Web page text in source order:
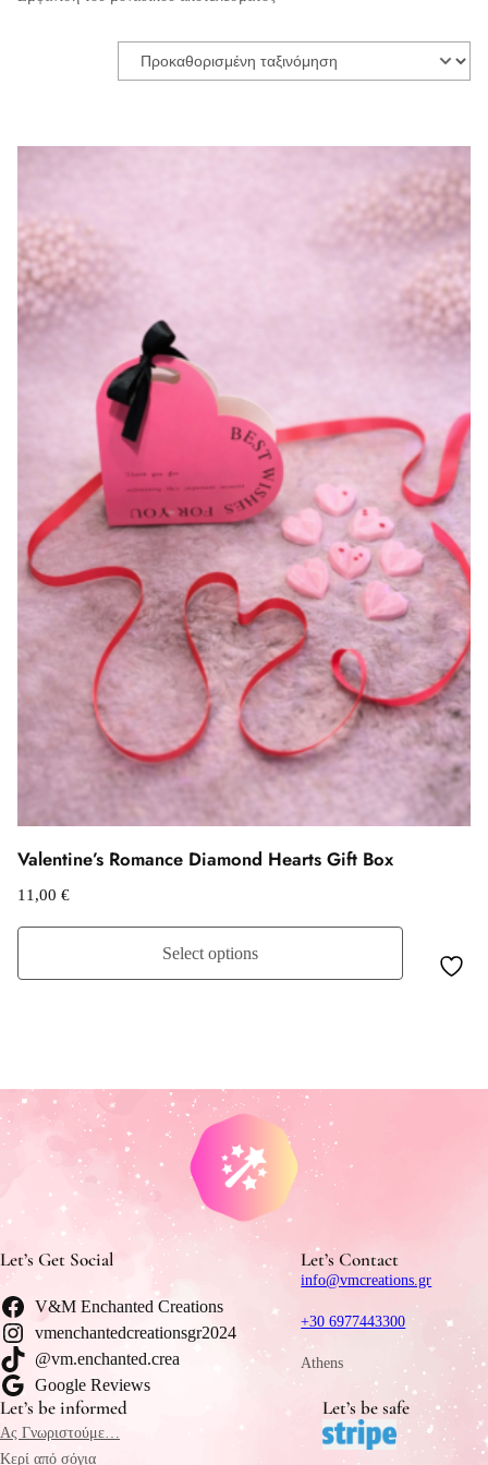
Valentine’s Romance Diamond Hearts Gift Box
11,00 €
Select options
Let’s Get Social
V&M Enchanted Creations
vmenchantedcreationsgr2024
@vm.enchanted.crea
Google Reviews
Let’s Contact
info@vmcreations.gr
+30 6977443300
Athens
Let’s be informed
Ας Γνωριστούμε…
Κερί από σόγια
Let’s be safe